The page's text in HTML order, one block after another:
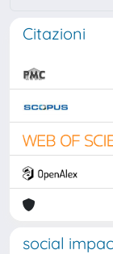
Citazioni
social